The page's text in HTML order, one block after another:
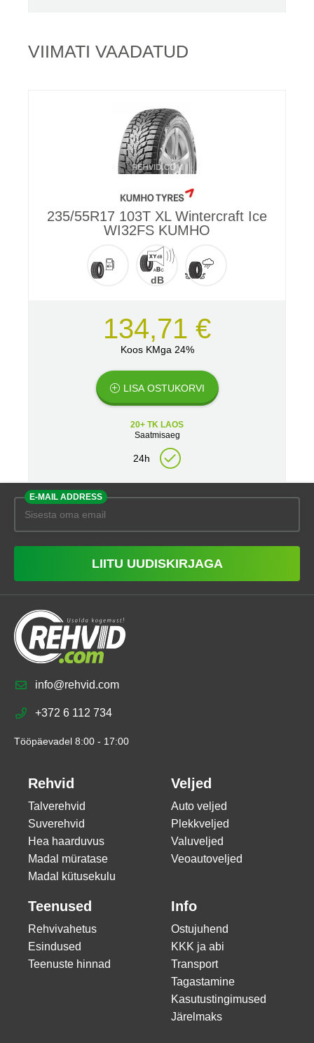
VIIMATI VAADATUD
235/55R17 103T XL Wintercraft Ice
WI32FS KUMHO
dB
134,71 €
Koos KMga 24%
LISA OSTUKORVI
20+ TK LAOS
Saatmisaeg
24h
E-MAIL ADDRESS
LIITU UUDISKIRJAGA
info@rehvid.com
+372 6 112 734
Tööpäevadel 8:00 - 17:00
Rehvid
Talverehvid
Suverehvid
Hea haarduvus
Madal müratase
Madal kütusekulu
Veljed
Auto veljed
Plekkveljed
Valuveljed
Veoautoveljed
Teenused
Rehvivahetus
Esindused
Teenuste hinnad
Info
Ostujuhend
KKK ja abi
Transport
Tagastamine
Kasutustingimused
Järelmaks